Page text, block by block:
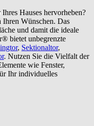
Hauses hervorheben?
Ihren Wünschen. Das
und damit die ideale
bietet unbegrenzte
, Sektionaltor,
. Nutzen Sie die Vielfalt der
wie Fenster,
Ihr individuelles